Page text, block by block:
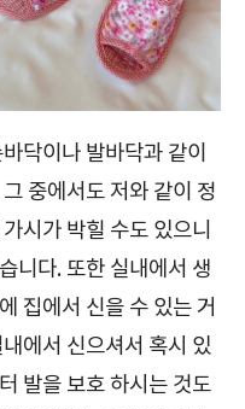
닥이나 발바닥과 같이
중에서도 저와 같이 정
시가 박힐 수도 있으니
니다. 또한 실내에서 생
집에서 신을 수 있는 거
에서 신으셔서 혹시 있
발을 보호 하시는 것도